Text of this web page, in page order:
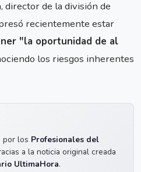
director de la división de
recientemente estar
"la oportunidad de al
los riesgos inherentes
por los Profesionales del
a la noticia original creada
UltimaHora.